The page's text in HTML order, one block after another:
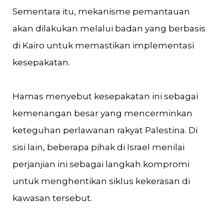
Sementara itu, mekanisme pemantauan
akan dilakukan melalui badan yang berbasis
di Kairo untuk memastikan implementasi
kesepakatan​.
Hamas menyebut kesepakatan ini sebagai
kemenangan besar yang mencerminkan
keteguhan perlawanan rakyat Palestina. Di
sisi lain, beberapa pihak di Israel menilai
perjanjian ini sebagai langkah kompromi
untuk menghentikan siklus kekerasan di
kawasan tersebut​.